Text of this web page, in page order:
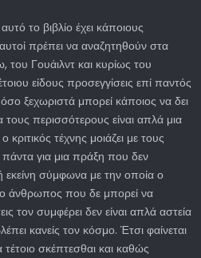
το βιβλίο έχει κάποιους
πρέπει να αναζητηθούν στα
Γουάιλντ και κυρίως του
είδους προσεγγίσεις επί παντός
ξεχωριστά μπορεί κάποιος να δει
τους περισσότερους είναι απλά μια
τέχνης μοιάζει με τους
για μια πράξη που δεν
σύμφωνα με την οποία ο
ο άνθρωπος που δε μπορεί να
τον συμφέρει δεν είναι απλά αστεία
κανείς τον κόσμο. Έτσι φαίνεται
σκέπτεσθαι και καθώς